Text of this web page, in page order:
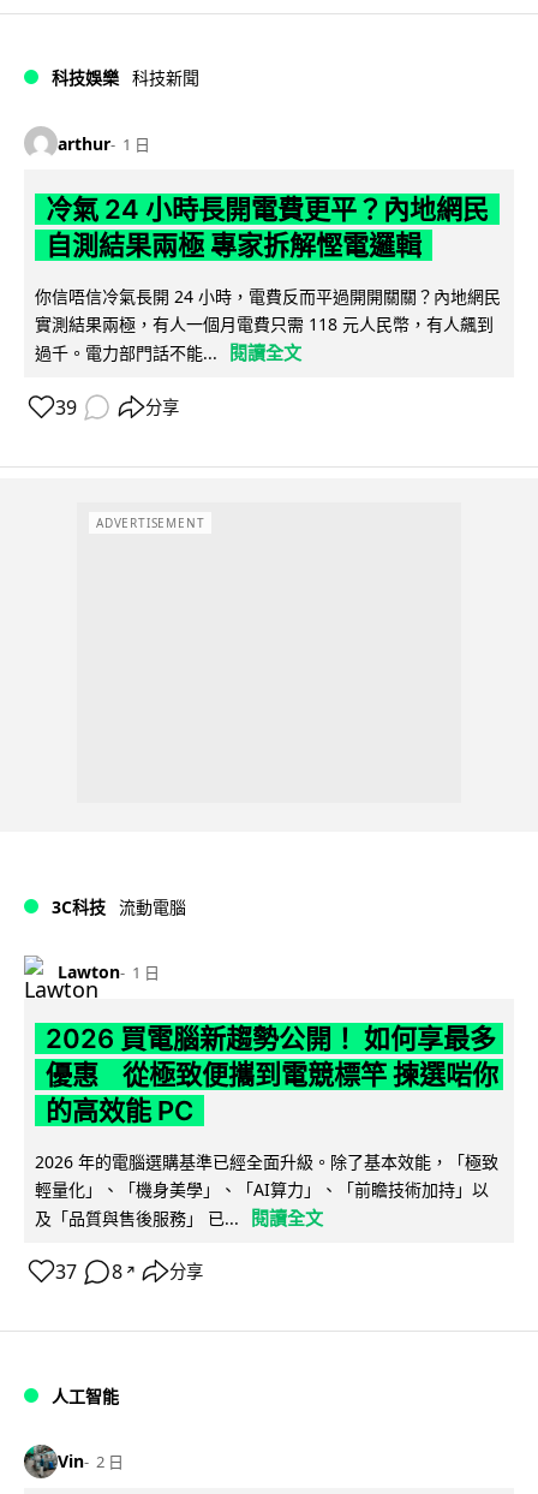
科技娛樂 科技新聞
arthur 1 日
冷氣 24 小時長開電費更平？內地網民
自測結果兩極 專家拆解慳電邏輯
你信唔信冷氣長開 24 小時，電費反而平過開開關關？內地網民
實測結果兩極，有人一個月電費只需 118 元人民幣，有人飆到
過千。電力部門話不能...
閱讀全文
39 分享
ADVERTISEMENT
3C科技 流動電腦
Lawton 1 日
2026 買電腦新趨勢公開！ 如何享最多
優惠 從極致便攜到電競標竿 揀選啱你
的高效能 PC
2026 年的電腦選購基準已經全面升級。除了基本效能，「極致
輕量化」、「機身美學」、「AI算力」、「前瞻技術加持」以
及「品質與售後服務」 已...
閱讀全文
37 8 ↗ 分享
人工智能
Vin 2 日